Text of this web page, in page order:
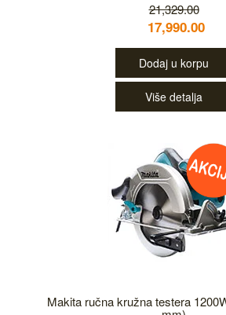
21,329.00
17,990.00
Dodaj u korpu
Više detalja
Makita ručna kružna testera